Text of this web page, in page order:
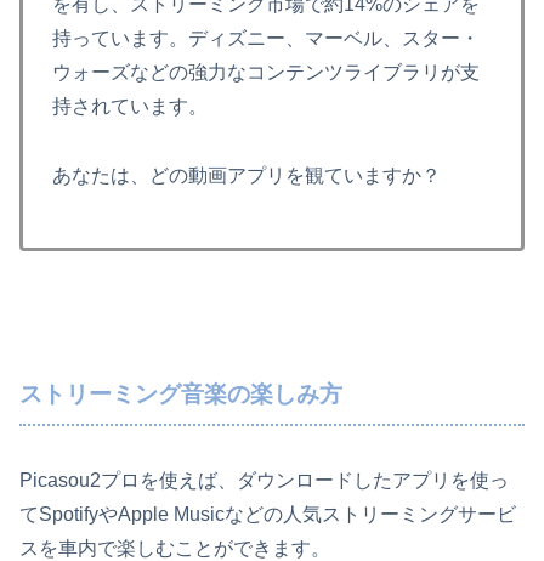
を有し、ストリーミング市場で約14%のシェアを
持っています。ディズニー、マーベル、スター・
ウォーズなどの強力なコンテンツライブラリが支
持されています。
あなたは、どの動画アプリを観ていますか？
ストリーミング音楽の楽しみ方
Picasou2プロを使えば、ダウンロードしたアプリを使っ
てSpotifyやApple Musicなどの人気ストリーミングサービ
スを車内で楽しむことができます。